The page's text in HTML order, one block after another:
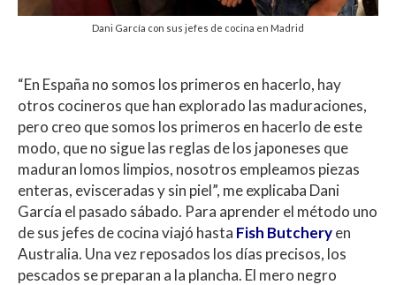
Dani García con sus jefes de cocina en Madrid
“En España no somos los primeros en hacerlo, hay
otros cocineros que han explorado las maduraciones,
pero creo que somos los primeros en hacerlo de este
modo, que no sigue las reglas de los japoneses que
maduran lomos limpios, nosotros empleamos piezas
enteras, evisceradas y sin piel”, me explicaba Dani
García el pasado sábado. Para aprender el método uno
de sus jefes de cocina viajó hasta Fish Butcheryen
Australia. Una vez reposados los días precisos, los
pescados se preparan a la plancha. El mero negro